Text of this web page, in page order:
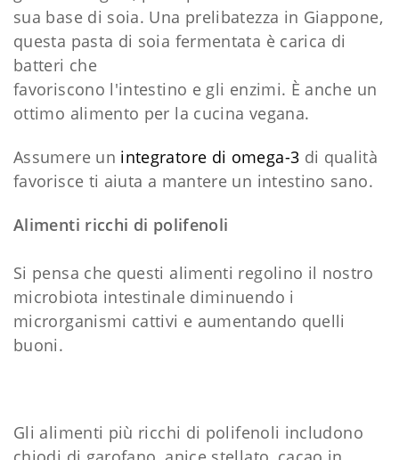
sua base di soia. Una prelibatezza in Giappone,
questa pasta di soia fermentata è carica di
batteri che
favoriscono l'intestino e gli enzimi. È anche un
ottimo alimento per la cucina vegana.
Assumere un integratore di omega-3 di qualità
favorisce ti aiuta a mantere un intestino sano.
Alimenti ricchi di polifenoli
Si pensa che questi alimenti regolino il nostro
microbiota intestinale diminuendo i
microrganismi cattivi e aumentando quelli
buoni.
Gli alimenti più ricchi di polifenoli includono